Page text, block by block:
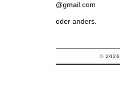
@gmail.com
oder anders.
© 2026